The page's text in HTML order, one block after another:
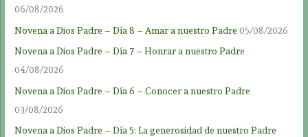
06/08/2026
Novena a Dios Padre – Día 8 – Amar a nuestro Padre 05/08/2026
Novena a Dios Padre – Día 7 – Honrar a nuestro Padre
04/08/2026
Novena a Dios Padre – Día 6 – Conocer a nuestro Padre
03/08/2026
Novena a Dios Padre – Día 5: La generosidad de nuestro Padre